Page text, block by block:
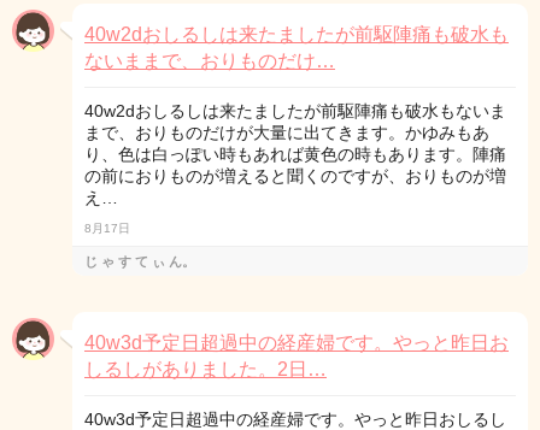
40w2dおしるしは来たましたが前駆陣痛も破水も
ないままで、おりものだけ…
40w2dおしるしは来たましたが前駆陣痛も破水もないま
まで、おりものだけが大量に出てきます。かゆみもあ
り、色は白っぽい時もあれば黄色の時もあります。陣痛
の前におりものが増えると聞くのですが、おりものが増
え…
8月17日
じ ゃ す て ぃ ん。
40w3d予定日超過中の経産婦です。やっと昨日お
しるしがありました。2日…
40w3d予定日超過中の経産婦です。やっと昨日おしるし